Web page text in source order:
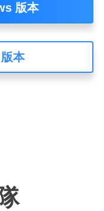
版本
本